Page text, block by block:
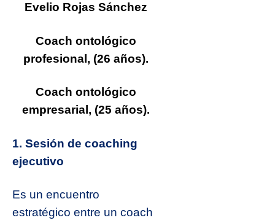
Evelio Rojas Sánchez
Coach ontológico
profesional, (26 años).
Coach ontológico
empresarial, (25 años).
1. Sesión de coaching
ejecutivo
Es un encuentro
estratégico entre un coach